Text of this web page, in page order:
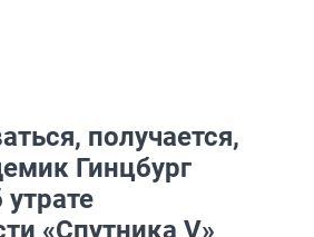
получается,
Гинцбург
«Спутника V»